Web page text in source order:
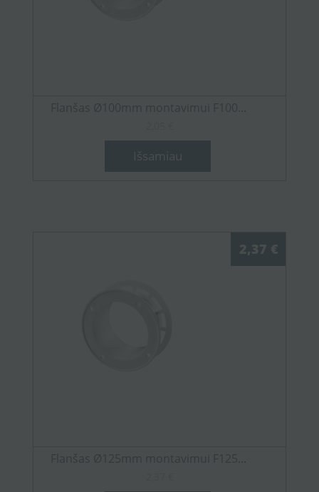
Flanšas Ø100mm montavimui F100...
Išsamiau
2,37 €
Flanšas Ø125mm montavimui F125...